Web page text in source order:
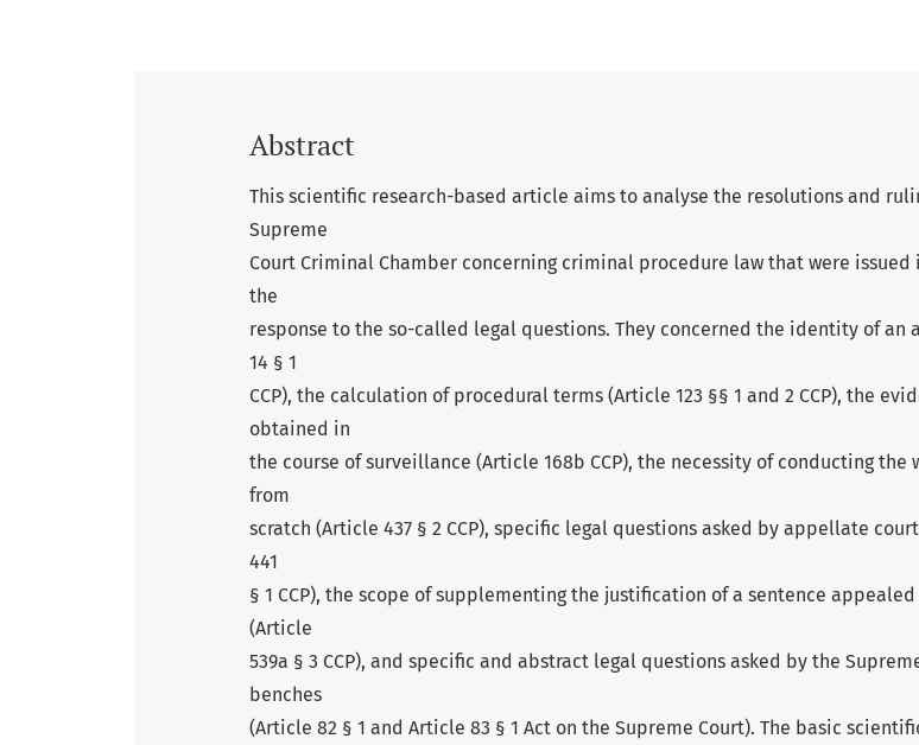
Abstract
This scientific research-based article aims to analyse the resolutions and
Supreme
Court Criminal Chamber concerning criminal procedure law that were issued
the
response to the so-called legal questions. They concerned the identity of an
14 § 1
CCP), the calculation of procedural terms (Article 123 §§ 1 and 2 CCP), the
obtained in
the course of surveillance (Article 168b CCP), the necessity of conducting the
from
scratch (Article 437 § 2 CCP), specific legal questions asked by appellate
441
§ 1 CCP), the scope of supplementing the justification of a sentence
(Article
539a § 3 CCP), and specific and abstract legal questions asked by the
benches
(Article 82 § 1 and Article 83 § 1 Act on the Supreme Court). The basic